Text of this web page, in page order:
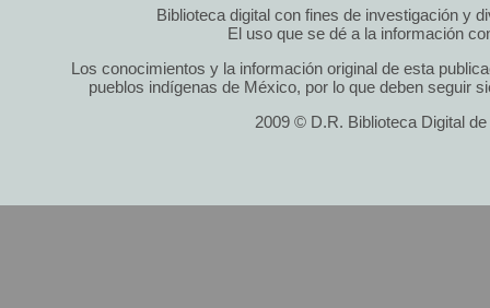
Biblioteca digital con fines de investigación y
El uso que se dé a la información
Los conocimientos y la información original de esta
pueblos indígenas de México, por lo que deben seguir
2009 © D.R. Biblioteca Digital